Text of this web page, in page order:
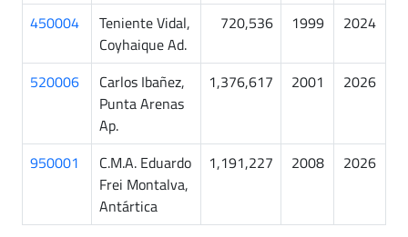
450004
Teniente Vidal,
Coyhaique Ad.
720,536 1999 2024
520006
Carlos Ibañez,
Punta Arenas
Ap.
1,376,617 2001 2026
950001
C.M.A. Eduardo
Frei Montalva,
Antártica
1,191,227 2008 2026